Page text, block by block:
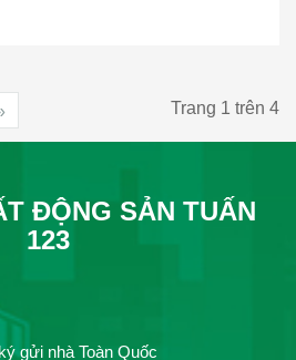
Trang 1 trên 4
ĐỘNG SẢN TUẤN
123
gửi nhà Toàn Quốc